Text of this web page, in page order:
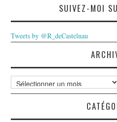
SUIVEZ-MOI
Tweets by @R_deCastelnau
Archives